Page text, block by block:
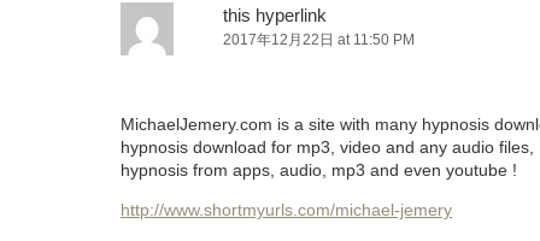
this hyperlink
2017年12月22日 at 11:50 PM
MichaelJemery.com is a site with many hypnosis
hypnosis download for mp3, video and any audio
hypnosis from apps, audio, mp3 and even youtube !
http://www.shortmyurls.com/michael-jemery